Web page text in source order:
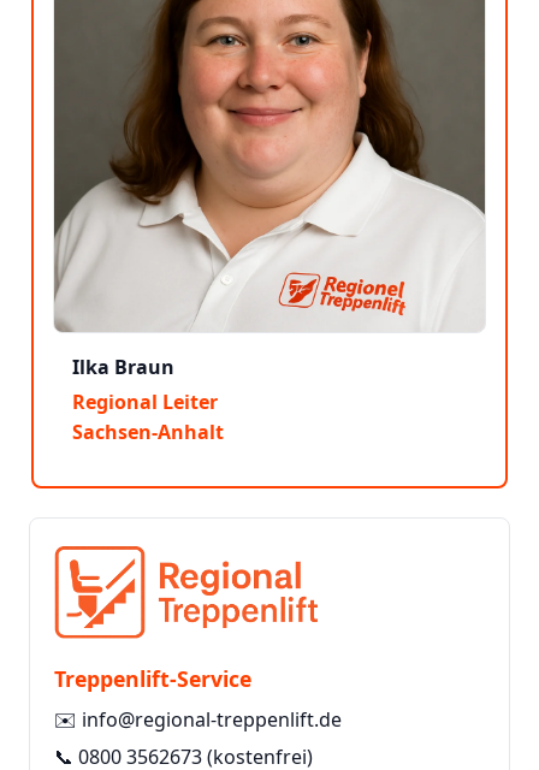
Ilka Braun
Regional Leiter
Sachsen-Anhalt
Treppenlift-Service
✉️ info@regional-treppenlift.de
📞 0800 3562673(kostenfrei)